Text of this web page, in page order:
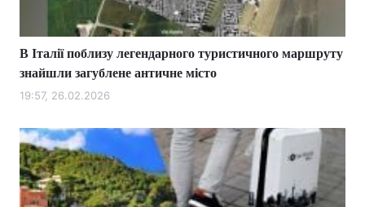
В Італії поблизу легендарного туристичного маршруту
знайшли загублене античне місто
19:57, 26.02.2026